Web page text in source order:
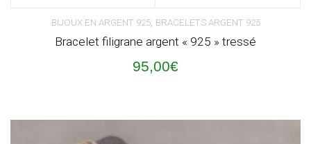
BIJOUX EN ARGENT 925, BRACELETS ARGENT 925
Bracelet filigrane argent « 925 » tressé
95,00€